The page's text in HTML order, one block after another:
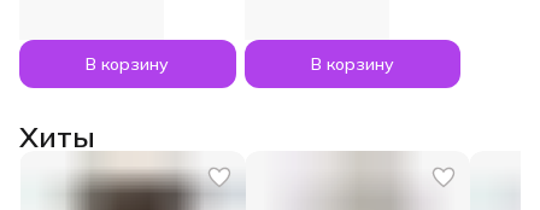
В корзину В корзину
Хиты